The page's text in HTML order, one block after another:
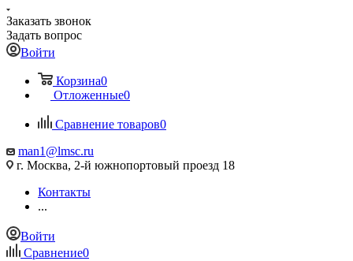
Заказать звонок
Задать вопрос
Войти
Корзина0
Отложенные0
Сравнение товаров0
man1@lmsc.ru
г. Москва, 2-й южнопортовый проезд 18
Контакты
...
Войти
Сравнение0